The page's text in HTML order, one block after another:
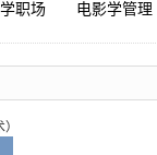
职场 电影学管理